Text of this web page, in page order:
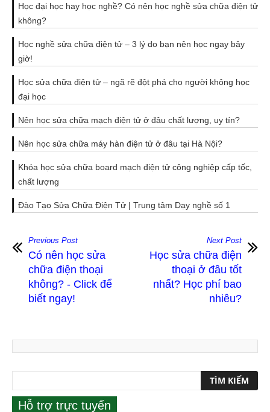
Học đại học hay học nghề? Có nên học nghề sửa chữa điện tử
không?
Học nghề sửa chữa điện tử – 3 lý do bạn nên học ngay bây
giờ!
Học sửa chữa điện tử – ngã rẽ đột phá cho người không học
đại học
Nên học sửa chữa mạch điện tử ở đâu chất lượng, uy tín?
Nên học sửa chữa máy hàn điện tử ở đâu tại Hà Nội?
Khóa học sửa chữa board mạch điện tử công nghiệp cấp tốc,
chất lượng
Đào Tạo Sửa Chữa Điện Tử | Trung tâm Dạy nghề số 1
Previous Post
Có nên học sửa
chữa điện thoại
không? - Click để
biết ngay!
Next Post
Học sửa chữa điện
thoại ở đâu tốt
nhất? Học phí bao
nhiêu?
Hỗ trợ trực tuyến